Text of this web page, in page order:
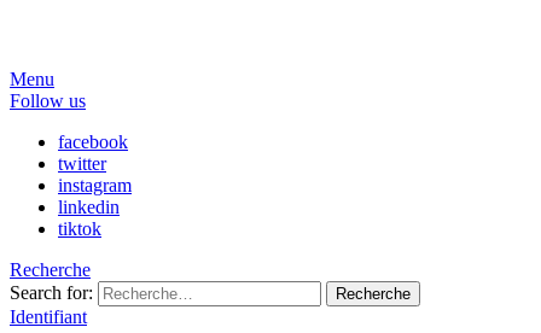
Menu
Follow us
facebook
twitter
instagram
linkedin
tiktok
Recherche
Search for:
Recherche
Identifiant